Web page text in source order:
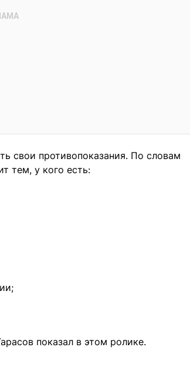
свои противопоказания. По словам
тем, у кого есть:
показал в этом ролике.